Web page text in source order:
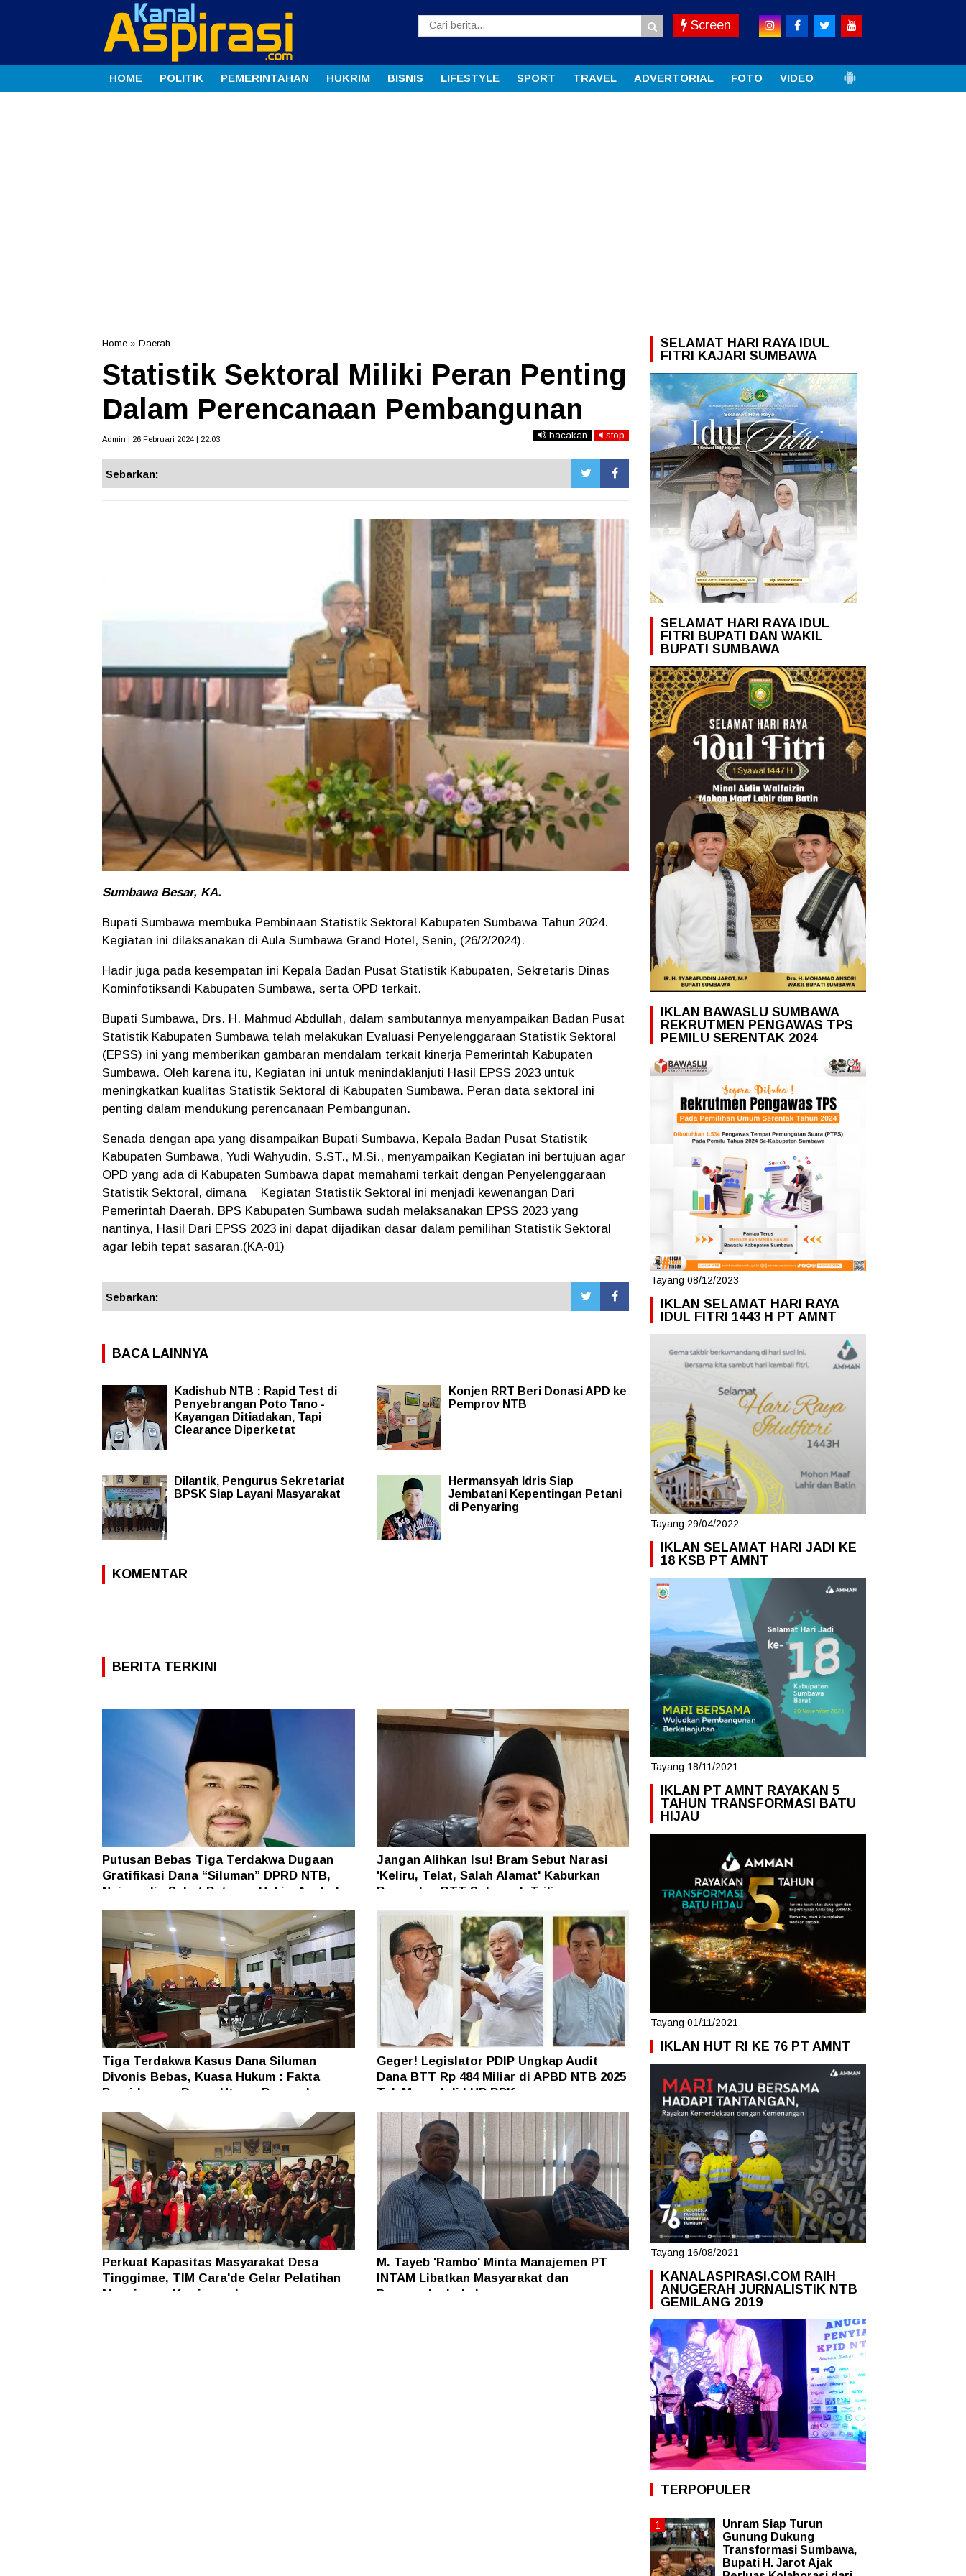
Screen
HOME POLITIK PEMERINTAHAN HUKRIM BISNIS LIFESTYLE SPORT TRAVEL ADVERTORIAL FOTO VIDEO
Home » Daerah
Statistik Sektoral Miliki Peran Penting
Dalam Perencanaan Pembangunan
Admin | 26 Februari 2024 | 22:03 bacakan stop
Sebarkan:
Sumbawa Besar, KA.
Bupati Sumbawa membuka Pembinaan Statistik Sektoral Kabupaten Sumbawa Tahun 2024.
Kegiatan ini dilaksanakan di Aula Sumbawa Grand Hotel, Senin, (26/2/2024).
Hadir juga pada kesempatan ini Kepala Badan Pusat Statistik Kabupaten, Sekretaris Dinas
Kominfotiksandi Kabupaten Sumbawa, serta OPD terkait.
Bupati Sumbawa, Drs. H. Mahmud Abdullah, dalam sambutannya menyampaikan Badan Pusat
Statistik Kabupaten Sumbawa telah melakukan Evaluasi Penyelenggaraan Statistik Sektoral
(EPSS) ini yang memberikan gambaran mendalam terkait kinerja Pemerintah Kabupaten
Sumbawa. Oleh karena itu, Kegiatan ini untuk menindaklanjuti Hasil EPSS 2023 untuk
meningkatkan kualitas Statistik Sektoral di Kabupaten Sumbawa. Peran data sektoral ini
penting dalam mendukung perencanaan Pembangunan.
Senada dengan apa yang disampaikan Bupati Sumbawa, Kepala Badan Pusat Statistik
Kabupaten Sumbawa, Yudi Wahyudin, S.ST., M.Si., menyampaikan Kegiatan ini bertujuan agar
OPD yang ada di Kabupaten Sumbawa dapat memahami terkait dengan Penyelenggaraan
Statistik Sektoral, dimana Kegiatan Statistik Sektoral ini menjadi kewenangan Dari
Pemerintah Daerah. BPS Kabupaten Sumbawa sudah melaksanakan EPSS 2023 yang
nantinya, Hasil Dari EPSS 2023 ini dapat dijadikan dasar dalam pemilihan Statistik Sektoral
agar lebih tepat sasaran.(KA-01)
Sebarkan:
BACA LAINNYA
Kadishub NTB : Rapid Test di
Penyebrangan Poto Tano -
Kayangan Ditiadakan, Tapi
Clearance Diperketat
Konjen RRT Beri Donasi APD ke
Pemprov NTB
Dilantik, Pengurus Sekretariat
BPSK Siap Layani Masyarakat
Hermansyah Idris Siap
Jembatani Kepentingan Petani
di Penyaring
KOMENTAR
BERITA TERKINI
Putusan Bebas Tiga Terdakwa Dugaan
Gratifikasi Dana “Siluman” DPRD NTB,
Najamudin Sebut Putusan Hakim Aneh dan
Ganjil
Jangan Alihkan Isu! Bram Sebut Narasi
'Keliru, Telat, Salah Alamat' Kaburkan
Persoalan BTT Setengah Triliun
Tiga Terdakwa Kasus Dana Siluman
Divonis Bebas, Kuasa Hukum : Fakta
Persidangan Dasar Utama Penegakan
Hukum
Geger! Legislator PDIP Ungkap Audit
Dana BTT Rp 484 Miliar di APBD NTB 2025
Tak Muncul di LHP BPK
Perkuat Kapasitas Masyarakat Desa
Tinggimae, TIM Cara'de Gelar Pelatihan
Manajemen Kewirausahaan
M. Tayeb 'Rambo' Minta Manajemen PT
INTAM Libatkan Masyarakat dan
Pengusaha Lokal
SELAMAT HARI RAYA IDUL
FITRI KAJARI SUMBAWA
SELAMAT HARI RAYA IDUL
FITRI BUPATI DAN WAKIL
BUPATI SUMBAWA
IKLAN BAWASLU SUMBAWA
REKRUTMEN PENGAWAS TPS
PEMILU SERENTAK 2024
Tayang 08/12/2023
IKLAN SELAMAT HARI RAYA
IDUL FITRI 1443 H PT AMNT
Tayang 29/04/2022
IKLAN SELAMAT HARI JADI KE
18 KSB PT AMNT
Tayang 18/11/2021
IKLAN PT AMNT RAYAKAN 5
TAHUN TRANSFORMASI BATU
HIJAU
Tayang 01/11/2021
IKLAN HUT RI KE 76 PT AMNT
Tayang 16/08/2021
KANALASPIRASI.COM RAIH
ANUGERAH JURNALISTIK NTB
GEMILANG 2019
TERPOPULER
Unram Siap Turun
Gunung Dukung
Transformasi Sumbawa,
Bupati H. Jarot Ajak